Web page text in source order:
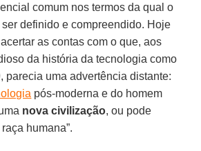
comum nos termos da qual o
definido e compreendido. Hoje
as contas com o que, aos
da história da tecnologia como
parecia uma advertência distante:
pós-moderna e do homem
nova civilização, ou pode
humana”.